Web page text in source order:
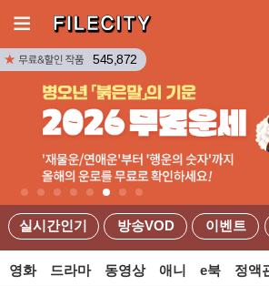
실시간인기 방송VOD 이벤트
545,872
영화 드라마 동영상 애니 e북 정액